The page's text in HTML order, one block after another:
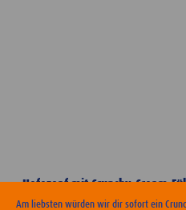
Hefezopf mit Crunchy-Cream-
Am liebsten würden wir dir sofort ein